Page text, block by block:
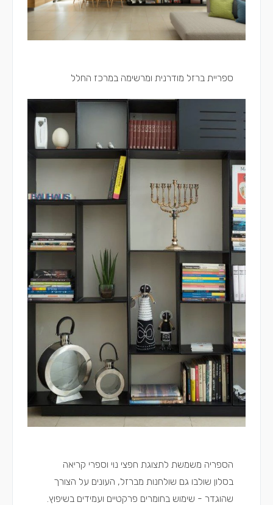
ספריית ברזל מודרנית ומרשימה במרכז החלל
הספריה משמשת לתצוגת חפצי נוי וספרי קריאה
בסלון שולבו גם שולחנות מברזל, העונים על הצורך
שהוגדר - שימוש בחומרים פרקטיים ועמידים בשיפוץ.